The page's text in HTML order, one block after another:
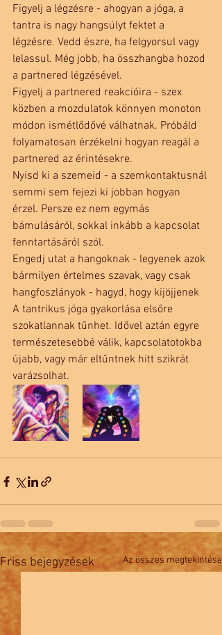
Figyelj a légzésre - ahogyan a jóga, a
tantra is nagy hangsúlyt fektet a
légzésre. Vedd észre, ha felgyorsul vagy
lelassul. Még jobb, ha összhangba hozod
a partnered légzésével.
Figyelj a partnered reakcióira - szex
közben a mozdulatok könnyen monoton
módon ismétlődővé válhatnak. Próbáld
folyamatosan érzékelni hogyan reagál a
partnered az érintésekre.
Nyisd ki a szemeid - a szemkontaktusnál
semmi sem fejezi ki jobban hogyan
érzel. Persze ez nem egymás
bámulásáról, sokkal inkább a kapcsolat
fenntartásáról szól.
Engedj utat a hangoknak - legyenek azok
bármilyen értelmes szavak, vagy csak
hangfoszlányok - hagyd, hogy kijöjjenek
A tantrikus jóga gyakorlása elsőre
szokatlannak tűnhet. Idővel aztán egyre
természetesebbé válik, kapcsolatotokba
újabb, vagy már eltűntnek hitt szikrát
varázsolhat.
Friss bejegyzések Az összes megtekintése